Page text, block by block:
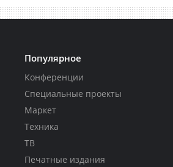
Популярное
Конференции
Специальные проекты
Маркет
Техника
ТВ
Печатные издания